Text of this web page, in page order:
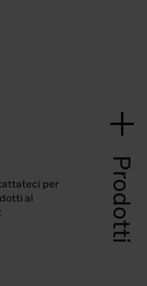
Prodotti
per
al